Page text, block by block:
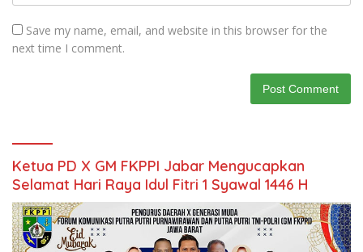
Save my name, email, and website in this browser for the
next time I comment.
Ketua PD X GM FKPPI Jabar Mengucapkan
Selamat Hari Raya Idul Fitri 1 Syawal 1446 H